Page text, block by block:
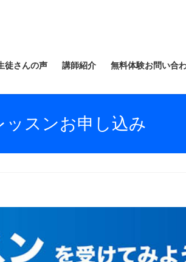
徒さんの声 講師紹介 無料体験お問い合
ッスンお申し込み